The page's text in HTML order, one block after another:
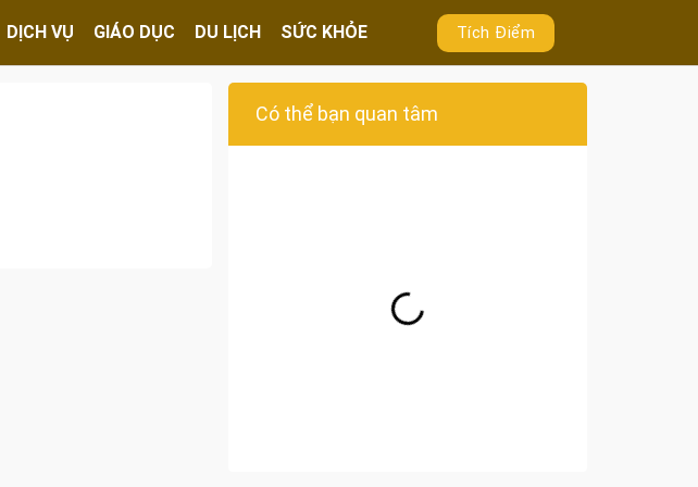
DỊCH VỤ GIÁO DỤC DU LỊCH SỨC KHỎE Tích Điểm
Có thể bạn quan tâm